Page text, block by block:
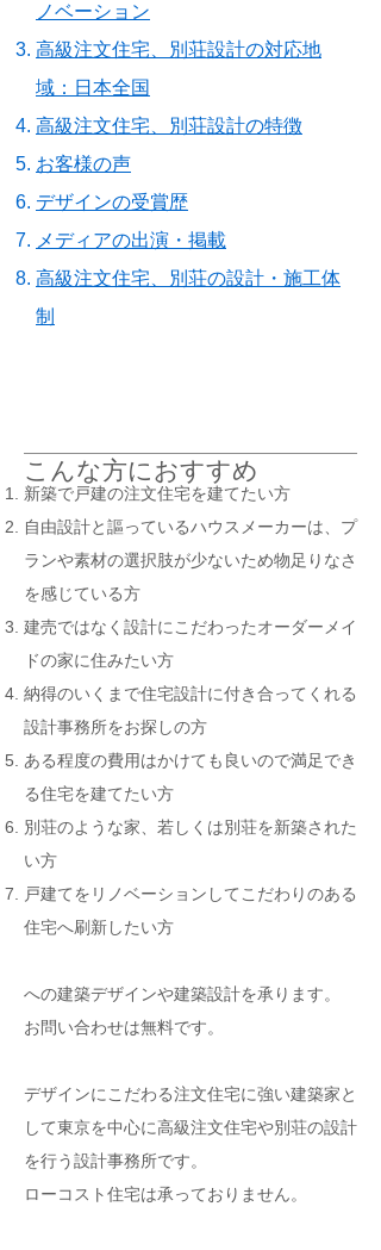
ノベーション
高級注文住宅、別荘設計​の対応地
域：日本全国
高級注文住宅、別荘設計の特徴
​お客様の声
デザインの受賞歴
メディアの出演・掲載
高級注文住宅、別荘の設計・施工体
制
こんな方におすすめ
新築で戸建の注文住宅を建てたい方
自由設計と謳っているハウスメーカーは、プ
ランや素材の選択肢が少ないため物足りなさ
を感じている方
建売ではなく設計にこだわったオーダーメイ
ドの家に住みたい方
納得のいくまで住宅設計に付き合ってくれる
設計事務所をお探しの方
ある程度の費用はかけても良いので満足でき
る住宅を建てたい方
​別荘のような家、若しくは別荘を新築された
い方
​戸建てをリノベーションしてこだわりのある
住宅へ刷新したい方
への建築デザインや建築設計を承ります。
​​お問い合わせは無料です。
​​デザインにこだわる注文住宅に強い建築家と
して東京を中心に高級注文住宅や別荘の設計
を行う設計事務所です。
​ローコスト住宅は承っておりません。